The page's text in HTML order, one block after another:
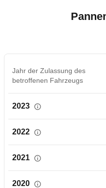
Jahr der Zulassung des
betroffenen Fahrzeugs
2023
2022
2021
2020